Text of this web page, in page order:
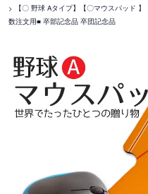
【〇 野球 Aタイプ】【〇マウスパッド
数注文用■ 卒部記念品 卒団記念品